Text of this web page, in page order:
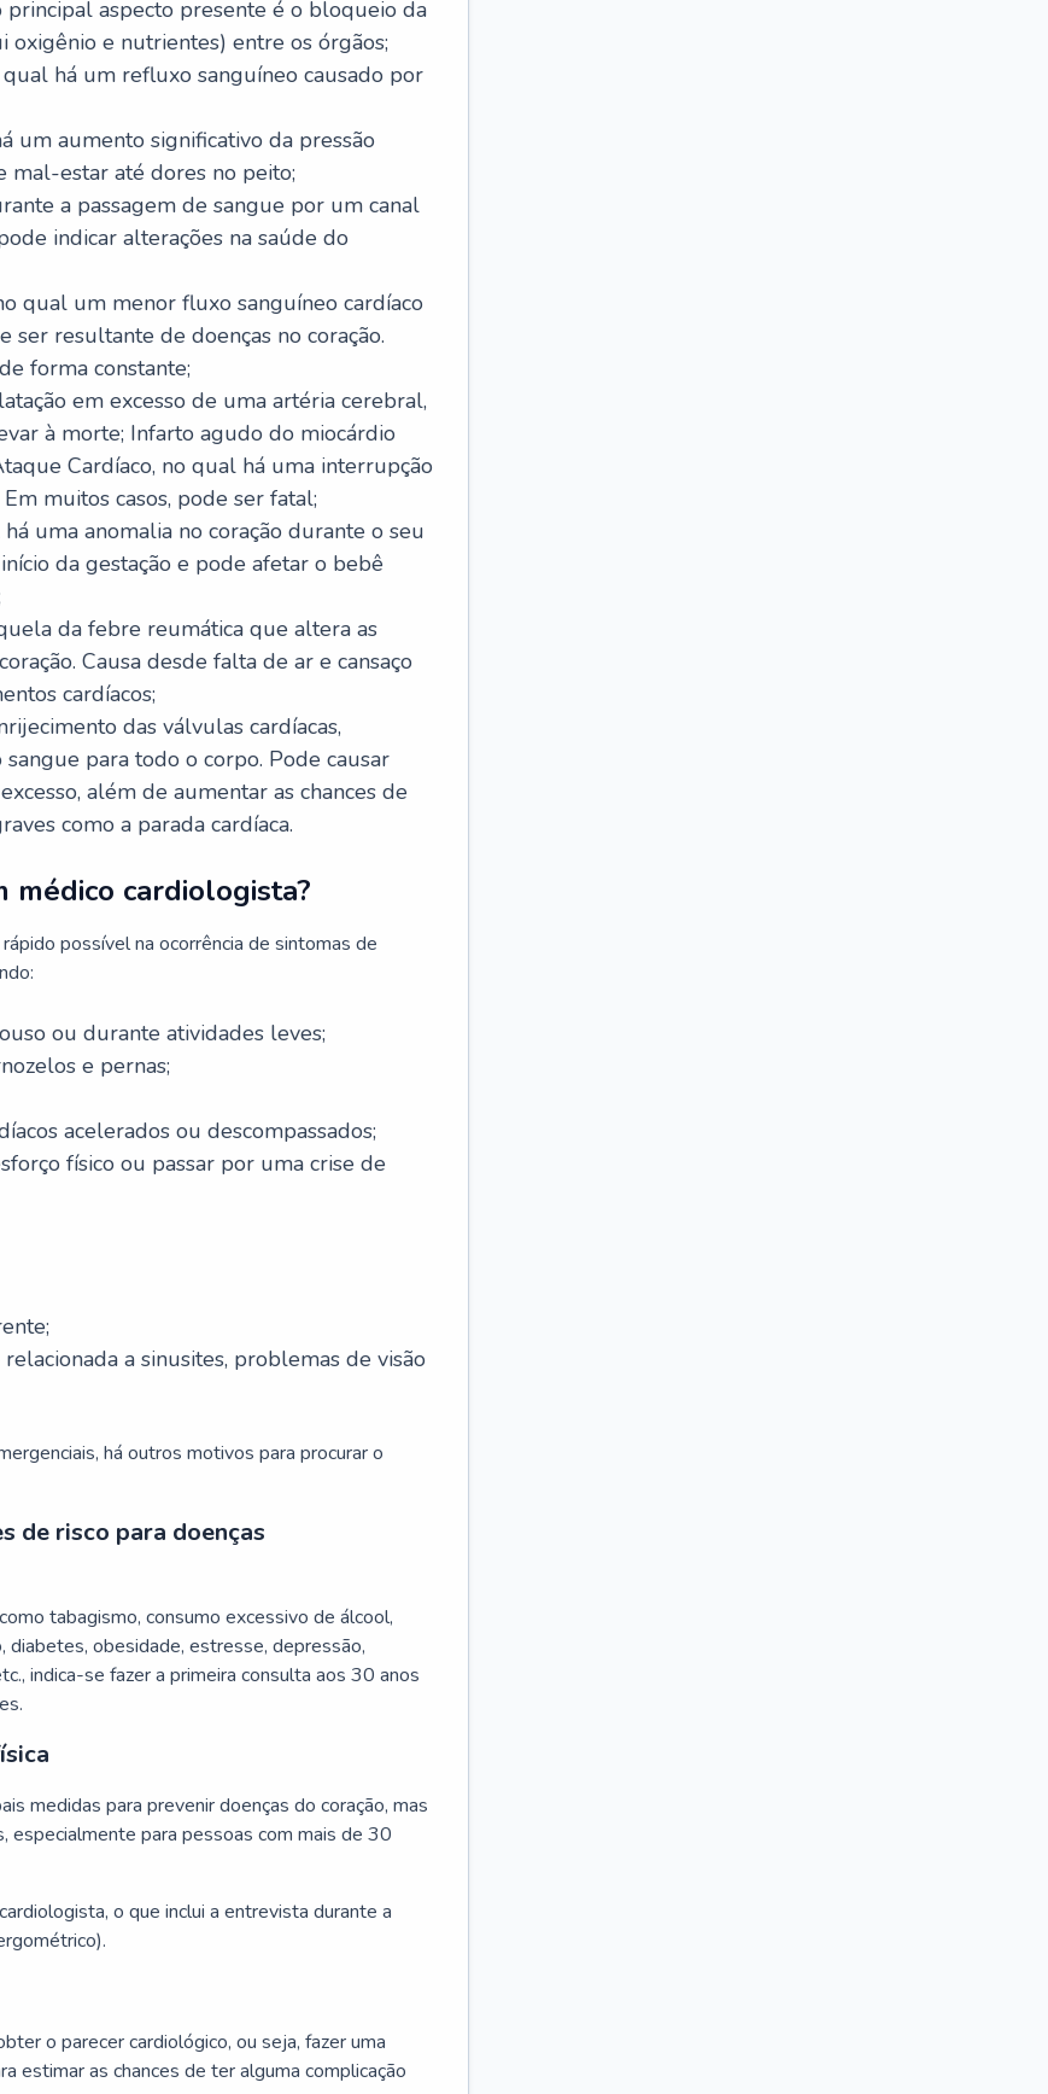
principal aspecto presente é o bloqueio da
oxigênio e nutrientes) entre os órgãos;
há um refluxo sanguíneo causado por
um aumento significativo da pressão
mal-estar até dores no peito;
a passagem de sangue por um canal
indicar alterações na saúde do
qual um menor fluxo sanguíneo cardíaco
ser resultante de doenças no coração.
forma constante;
em excesso de uma artéria cerebral,
à morte; Infarto agudo do miocárdio
Cardíaco, no qual há uma interrupção
muitos casos, pode ser fatal;
uma anomalia no coração durante o seu
da gestação e pode afetar o bebê
da febre reumática que altera as
Causa desde falta de ar e cansaço
cardíacos;
das válvulas cardíacas,
para todo o corpo. Pode causar
além de aumentar as chances de
como a parada cardíaca.
médico cardiologista?
possível na ocorrência de sintomas de
ou durante atividades leves;
e pernas;
acelerados ou descompassados;
físico ou passar por uma crise de
a sinusites, problemas de visão
há outros motivos para procurar o
de risco para doenças
tabagismo, consumo excessivo de álcool,
obesidade, estresse, depressão,
indica-se fazer a primeira consulta aos 30 anos
medidas para prevenir doenças do coração, mas
especialmente para pessoas com mais de 30
o que inclui a entrevista durante a
o parecer cardiológico, ou seja, fazer uma
estimar as chances de ter alguma complicação